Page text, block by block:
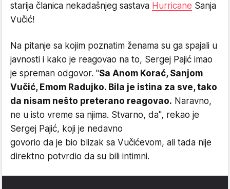
starija članica nekadašnjeg sastava Hurricane Sanja
Vučić!
Na pitanje sa kojim poznatim ženama su ga spajali u
javnosti i kako je reagovao na to, Sergej Pajić imao
je spreman odgovor. "Sa Anom Korać, Sanjom
Vučić, Emom Radujko. Bila je istina za sve, tako
da nisam nešto preterano reagovao. Naravno,
ne u isto vreme sa njima. Stvarno, da", rekao je
Sergej Pajić, koji je nedavno
govorio da je bio blizak sa Vučićevom, ali tada nije
direktno potvrdio da su bili intimni.